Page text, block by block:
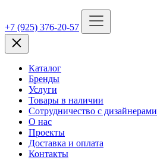
+7 (925) 376-20-57
Каталог
Бренды
Услуги
Товары в наличии
Сотрудничество с дизайнерами
О нас
Проекты
Доставка и оплата
Контакты